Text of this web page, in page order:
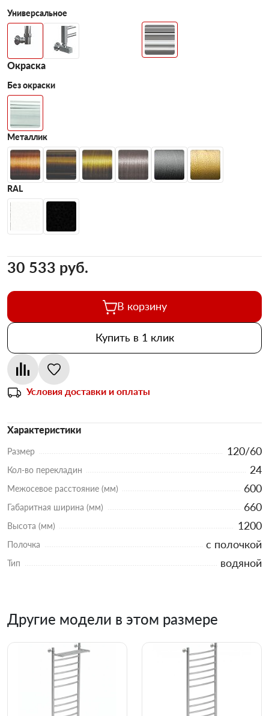
Универсальное
Окраска
Без окраски
Металлик
RAL
30 533 pуб.
В корзину
Купить в 1 клик
Условия доставки и оплаты
Характеристики
Размер 120/60
Кол-во перекладин 24
Межосевое расстояние (мм) 600
Габаритная ширина (мм) 660
Высота (мм) 1200
Полочка с полочкой
Тип водяной
Другие модели в этом размере